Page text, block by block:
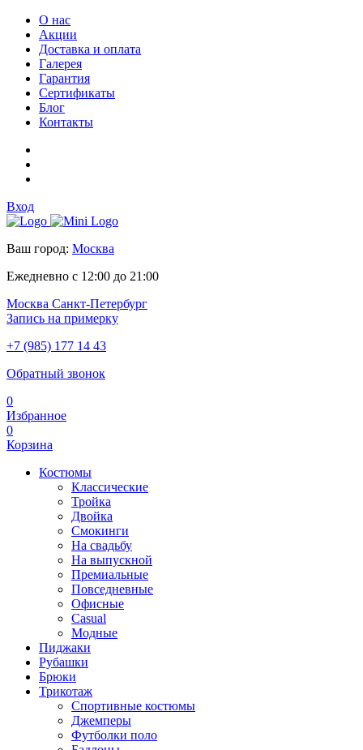
О нас
Акции
Доставка и оплата
Галерея
Гарантия
Сертификаты
Блог
Контакты
Вход
Ваш город: Москва
Ежедневно с 12:00 до 21:00
Москва Санкт-Петербург
Запись на примерку
+7 (985) 177 14 43
Обратный звонок
0
Избранное
0
Корзина
Костюмы
Классические
Тройка
Двойка
Смокинги
На свадьбу
На выпускной
Премиальные
Повседневные
Офисные
Casual
Модные
Пиджаки
Рубашки
Брюки
Трикотаж
Спортивные костюмы
Джемперы
Футболки поло